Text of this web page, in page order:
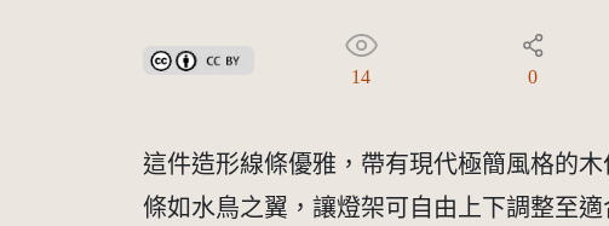
創用CC姓名標示 3.0 台灣及其後版本(CC BY 3.0 TW +)
14 0
這件造形線條優雅，帶有現代極簡風格的
條如水鳥之翼，讓燈架可自由上下調整至